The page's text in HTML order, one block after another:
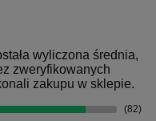
wyliczona średnia,
zweryfikowanych
zakupu w sklepie.
(82)